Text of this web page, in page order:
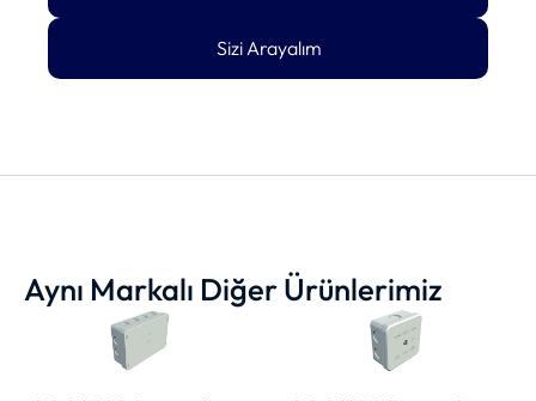
Sizi Arayalım
Aynı Markalı Diğer Ürünlerimiz